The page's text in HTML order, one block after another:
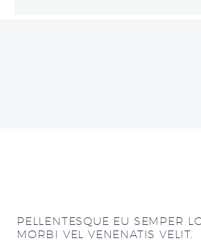
PELLENTESQUE EU SEMPER
MORBI VEL VENENATIS VELIT.